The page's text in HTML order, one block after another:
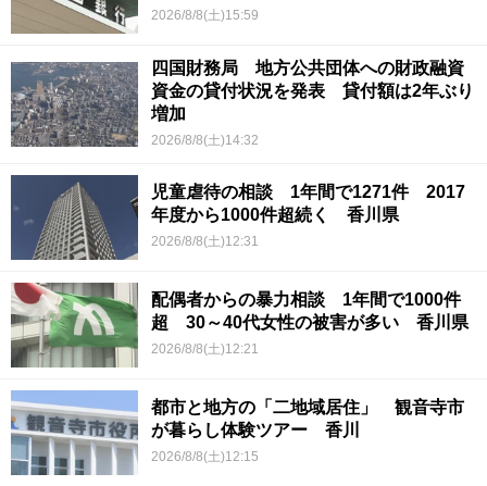
2026/8/8(土)15:59
四国財務局 地方公共団体への財政融資
資金の貸付状況を発表 貸付額は2年ぶり
増加
2026/8/8(土)14:32
児童虐待の相談 1年間で1271件 2017
年度から1000件超続く 香川県
2026/8/8(土)12:31
配偶者からの暴力相談 1年間で1000件
超 30～40代女性の被害が多い 香川県
2026/8/8(土)12:21
都市と地方の「二地域居住」 観音寺市
が暮らし体験ツアー 香川
2026/8/8(土)12:15